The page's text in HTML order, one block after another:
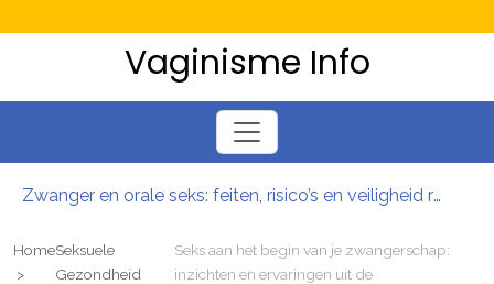
Vaginisme Info
Zwanger en orale seks: feiten, risico’s en veiligheid rond sperma doorslikken
Sterk en soepel van binnenuit: bekkenbodemtraining voor meer controle en minder klachten
HomeSeksuele
Gezondheid
Seks aan het begin van je zwangerschap:
inzichten en ervaringen uit de